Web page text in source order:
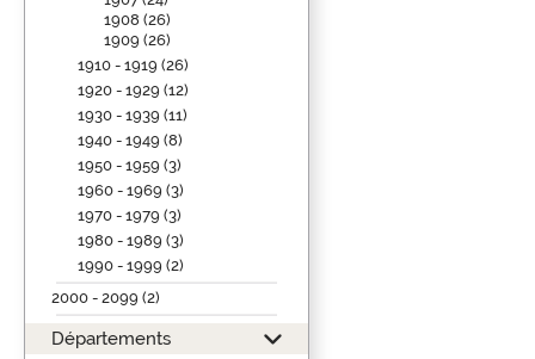
1908 (26)
1909 (26)
1910 - 1919 (26)
1920 - 1929 (12)
1930 - 1939 (11)
1940 - 1949 (8)
1950 - 1959 (3)
1960 - 1969 (3)
1970 - 1979 (3)
1980 - 1989 (3)
1990 - 1999 (2)
2000 - 2099 (2)
Départements